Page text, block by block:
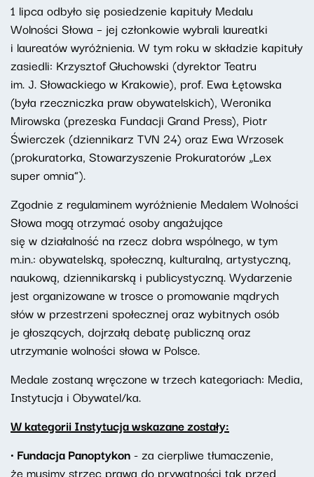
1 lipca odbyło się posiedzenie kapituły Medalu
Wolności Słowa – jej członkowie wybrali laureatki
i laureatów wyróżnienia. W tym roku w składzie kapituły
zasiedli: Krzysztof Głuchowski (dyrektor Teatru
im. J. Słowackiego w Krakowie), prof. Ewa Łętowska
(była rzeczniczka praw obywatelskich), Weronika
Mirowska (prezeska Fundacji Grand Press), Piotr
Świerczek (dziennikarz TVN 24) oraz Ewa Wrzosek
(prokuratorka, Stowarzyszenie Prokuratorów „Lex
super omnia”).
Zgodnie z regulaminem wyróżnienie Medalem Wolności
Słowa mogą otrzymać osoby angażujące
się w działalność na rzecz dobra wspólnego, w tym
m.in.: obywatelską, społeczną, kulturalną, artystyczną,
naukową, dziennikarską i publicystyczną. Wydarzenie
jest organizowane w trosce o promowanie mądrych
słów w przestrzeni społecznej oraz wybitnych osób
je głoszących, dojrzałą debatę publiczną oraz
utrzymanie wolności słowa w Polsce.
Medale zostaną wręczone w trzech kategoriach: Media,
Instytucja i Obywatel/ka.
W kategorii Instytucja wskazane zostały:
· Fundacja Panoptykon- za cierpliwe tłumaczenie,
że musimy strzec prawa do prywatności tak przed